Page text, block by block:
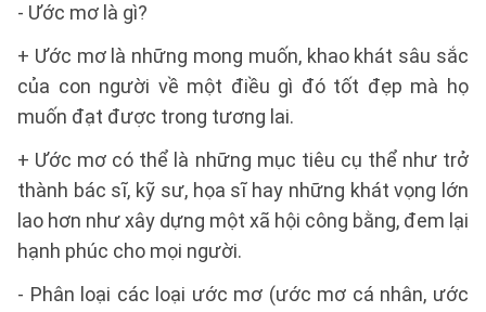
- Ước mơ là gì?
+ Ước mơ là những mong muốn, khao khát sâu sắc
của con người về một điều gì đó tốt đẹp mà họ
muốn đạt được trong tương lai.
+ Ước mơ có thể là những mục tiêu cụ thể như trở
thành bác sĩ, kỹ sư, họa sĩ hay những khát vọng lớn
lao hơn như xây dựng một xã hội công bằng, đem lại
hạnh phúc cho mọi người.
- Phân loại các loại ước mơ (ước mơ cá nhân, ước